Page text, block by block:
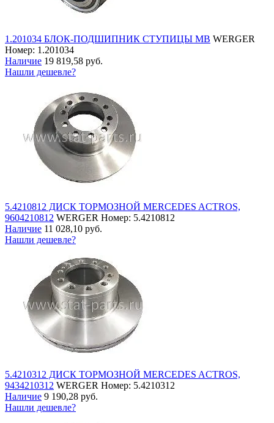
1.201034 БЛОК-ПОДШИПНИК СТУПИЦЫ MB WERGER
Номер: 1.201034
Наличие 19 819,58 руб.
Нашли дешевле?
5.4210812 ДИСК ТОРМОЗНОЙ MERCEDES ACTROS,
9604210812 WERGER Номер: 5.4210812
Наличие 11 028,10 руб.
Нашли дешевле?
5.4210312 ДИСК ТОРМОЗНОЙ MERCEDES ACTROS,
9434210312 WERGER Номер: 5.4210312
Наличие 9 190,28 руб.
Нашли дешевле?